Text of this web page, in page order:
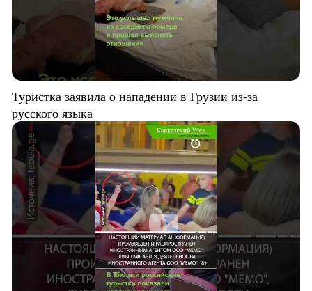
Туристка заявила о нападении в Грузии из-за
русского языка